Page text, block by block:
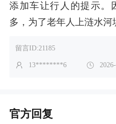
添加车让行人的提示。
多，为了老年人上涟水河
留言ID:21185
13********6
官方回复